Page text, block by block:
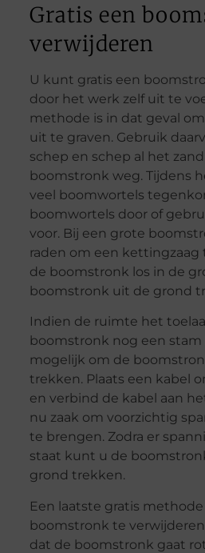
Gratis een
verwijderen
U kunt gratis een
door het werk zelf uit te
methode is in dat geval
uit te graven. Gebruik
schep en schep al het
boomstronk weg. Tijdens
veel boomwortels
boomwortels door of
voor. Bij een grote
raden om een kettingzaag
de boomstronk los in de
boomstronk uit de grond
Indien de ruimte het
boomstronk nog een
mogelijk om de
trekken. Plaats een kabel
en verbind de kabel aan
nu zaak om voorzichtig
te brengen. Zodra er
staat kunt u de
grond trekken.
Een laatste gratis
boomstronk te
dat de boomstronk gaat